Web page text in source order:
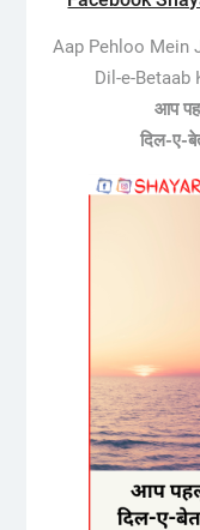
Aap Pehloo Mein
Dil-e-Betaab
आप
दिल-ए-